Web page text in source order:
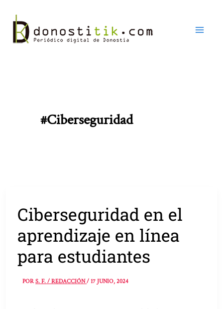
contenido
#ciberseguridad
Ciberseguridad en el
aprendizaje en línea
para estudiantes
PORS. F. / REDACCIÓN/17 JUNIO, 2024